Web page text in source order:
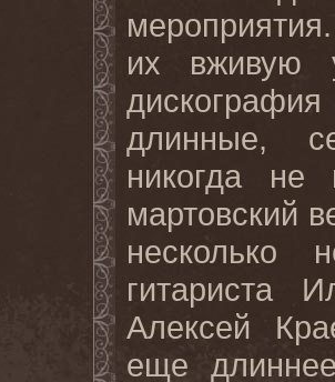
их вживую
длинные,
никогда не
мартовский
несколько
гитариста
Алексей
еще